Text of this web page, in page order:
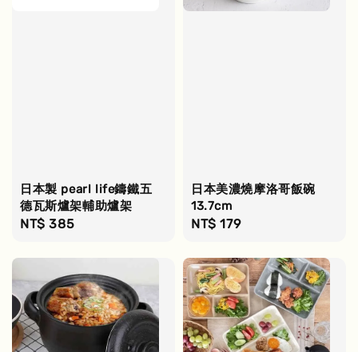
日本製 pearl life鑄鐵五
德瓦斯爐架輔助爐架
Regular
NT$ 385
日本美濃燒摩洛哥飯碗
13.7cm
Regular
NT$ 179